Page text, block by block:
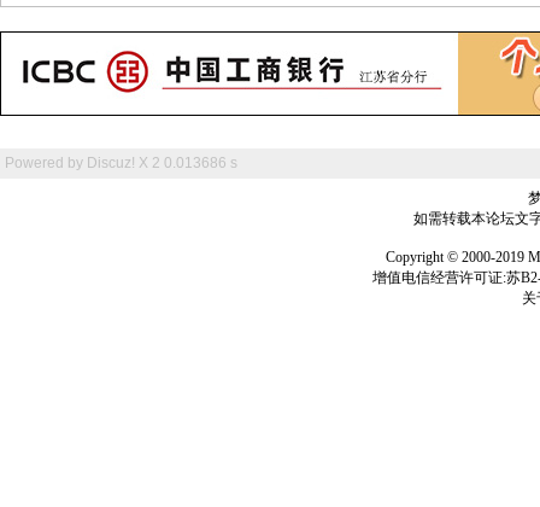
Powered by Discuz! X 2 0.013686 s
如需转载本论坛文
Copyright © 2000-2019
增值电信经营许可证:苏
关